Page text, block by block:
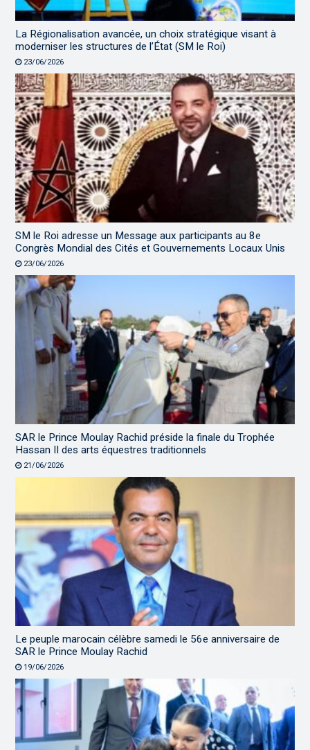
La Régionalisation avancée, un choix stratégique visant à
moderniser les structures de l’État (SM le Roi)
23/06/2026
SM le Roi adresse un Message aux participants au 8e
Congrès Mondial des Cités et Gouvernements Locaux Unis
23/06/2026
SAR le Prince Moulay Rachid préside la finale du Trophée
Hassan II des arts équestres traditionnels
21/06/2026
Le peuple marocain célèbre samedi le 56e anniversaire de
SAR le Prince Moulay Rachid
19/06/2026